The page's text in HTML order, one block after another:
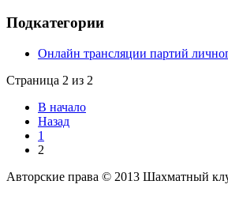
Подкатегории
Онлайн трансляции партий
Страница 2 из 2
В начало
Назад
1
2
Авторские права © 2013 Шахматный